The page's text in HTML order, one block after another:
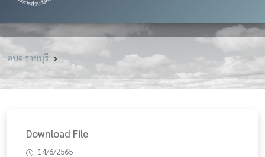
อบจ.ราชบุรี
Download File
14/6/2565